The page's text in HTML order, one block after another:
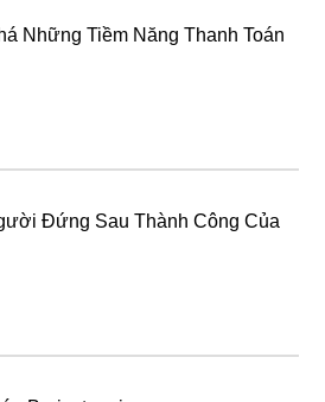
Những Tiềm Năng Thanh Toán
Đứng Sau Thành Công Của